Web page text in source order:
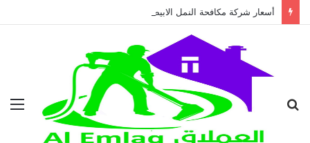
أسعار شركة مكافحة النمل الابيض في العين 2026